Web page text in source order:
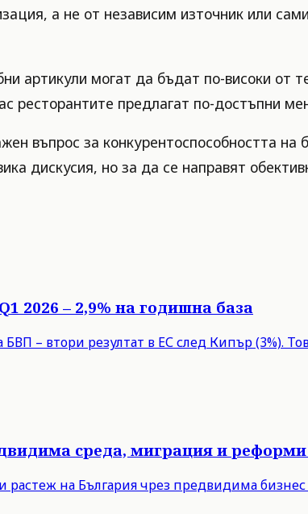
а не от независим източник или
артикули могат да бъдат по-високи от
ресторантите предлагат по-достъпни
въпрос за конкурентоспособността на
дискусия, но за да се направят
2026 – 2,9% на годишна база
– втори резултат в ЕС след Кипър (3%).
среда, миграция и реформи
на България чрез предвидима